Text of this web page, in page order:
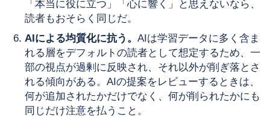
「本当に役に立つ」「心に響く」と思えないなら、
読者もおそらく同じだ。
AIによる均質化に抗う。AIは学習データに多く含ま
れる層をデフォルトの読者として想定するため、一
部の視点が過剰に反映され、それ以外が削ぎ落とさ
れる傾向がある。AIの提案をレビューするときは、
何が追加されたかだけでなく、何が削られたかにも
同じだけ注意を払うこと。